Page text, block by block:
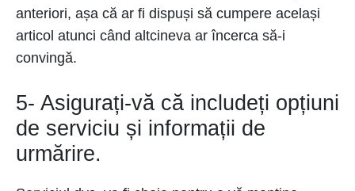
anteriori, așa că ar fi dispuși să cumpere același
articol atunci când altcineva ar încerca să-i
convingă.
5- Asigurați-vă că includeți opțiuni
de serviciu și informații de
urmărire.